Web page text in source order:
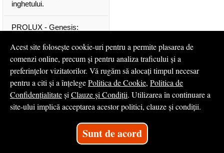
inghetului.
PROLUX - Genesis:
calitate superioara
Mascota PROLUX Genesis
...toate articolele & ştirile
© 2008 - 2026 S.C. Profilux S.A.
creat deVital Soft
Acest site folosește cookie-uri pentru a permite plasarea de
comenzi online, precum și pentru analiza traficului și a
preferințelor vizitatorilor. Vă rugăm să alocați timpul necesar
pentru a citi și a înțelegePolitica de Cookie, Politica de
Confidențialitateși Clauze și Condiții. Utilizarea în continuare a
site-ului implică acceptarea acestor politici, clauze și condiții.
Sunt de acord